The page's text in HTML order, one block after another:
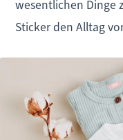
wesentlichen Dinge
Sticker den Alltag